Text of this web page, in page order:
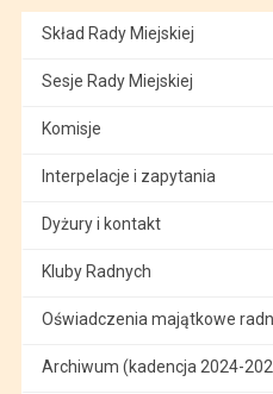
Skład Rady Miejskiej
Sesje Rady Miejskiej
Komisje
Interpelacje i zapytania
Dyżury i kontakt
Kluby Radnych
Oświadczenia majątkowe
Archiwum (kadencja 2024-